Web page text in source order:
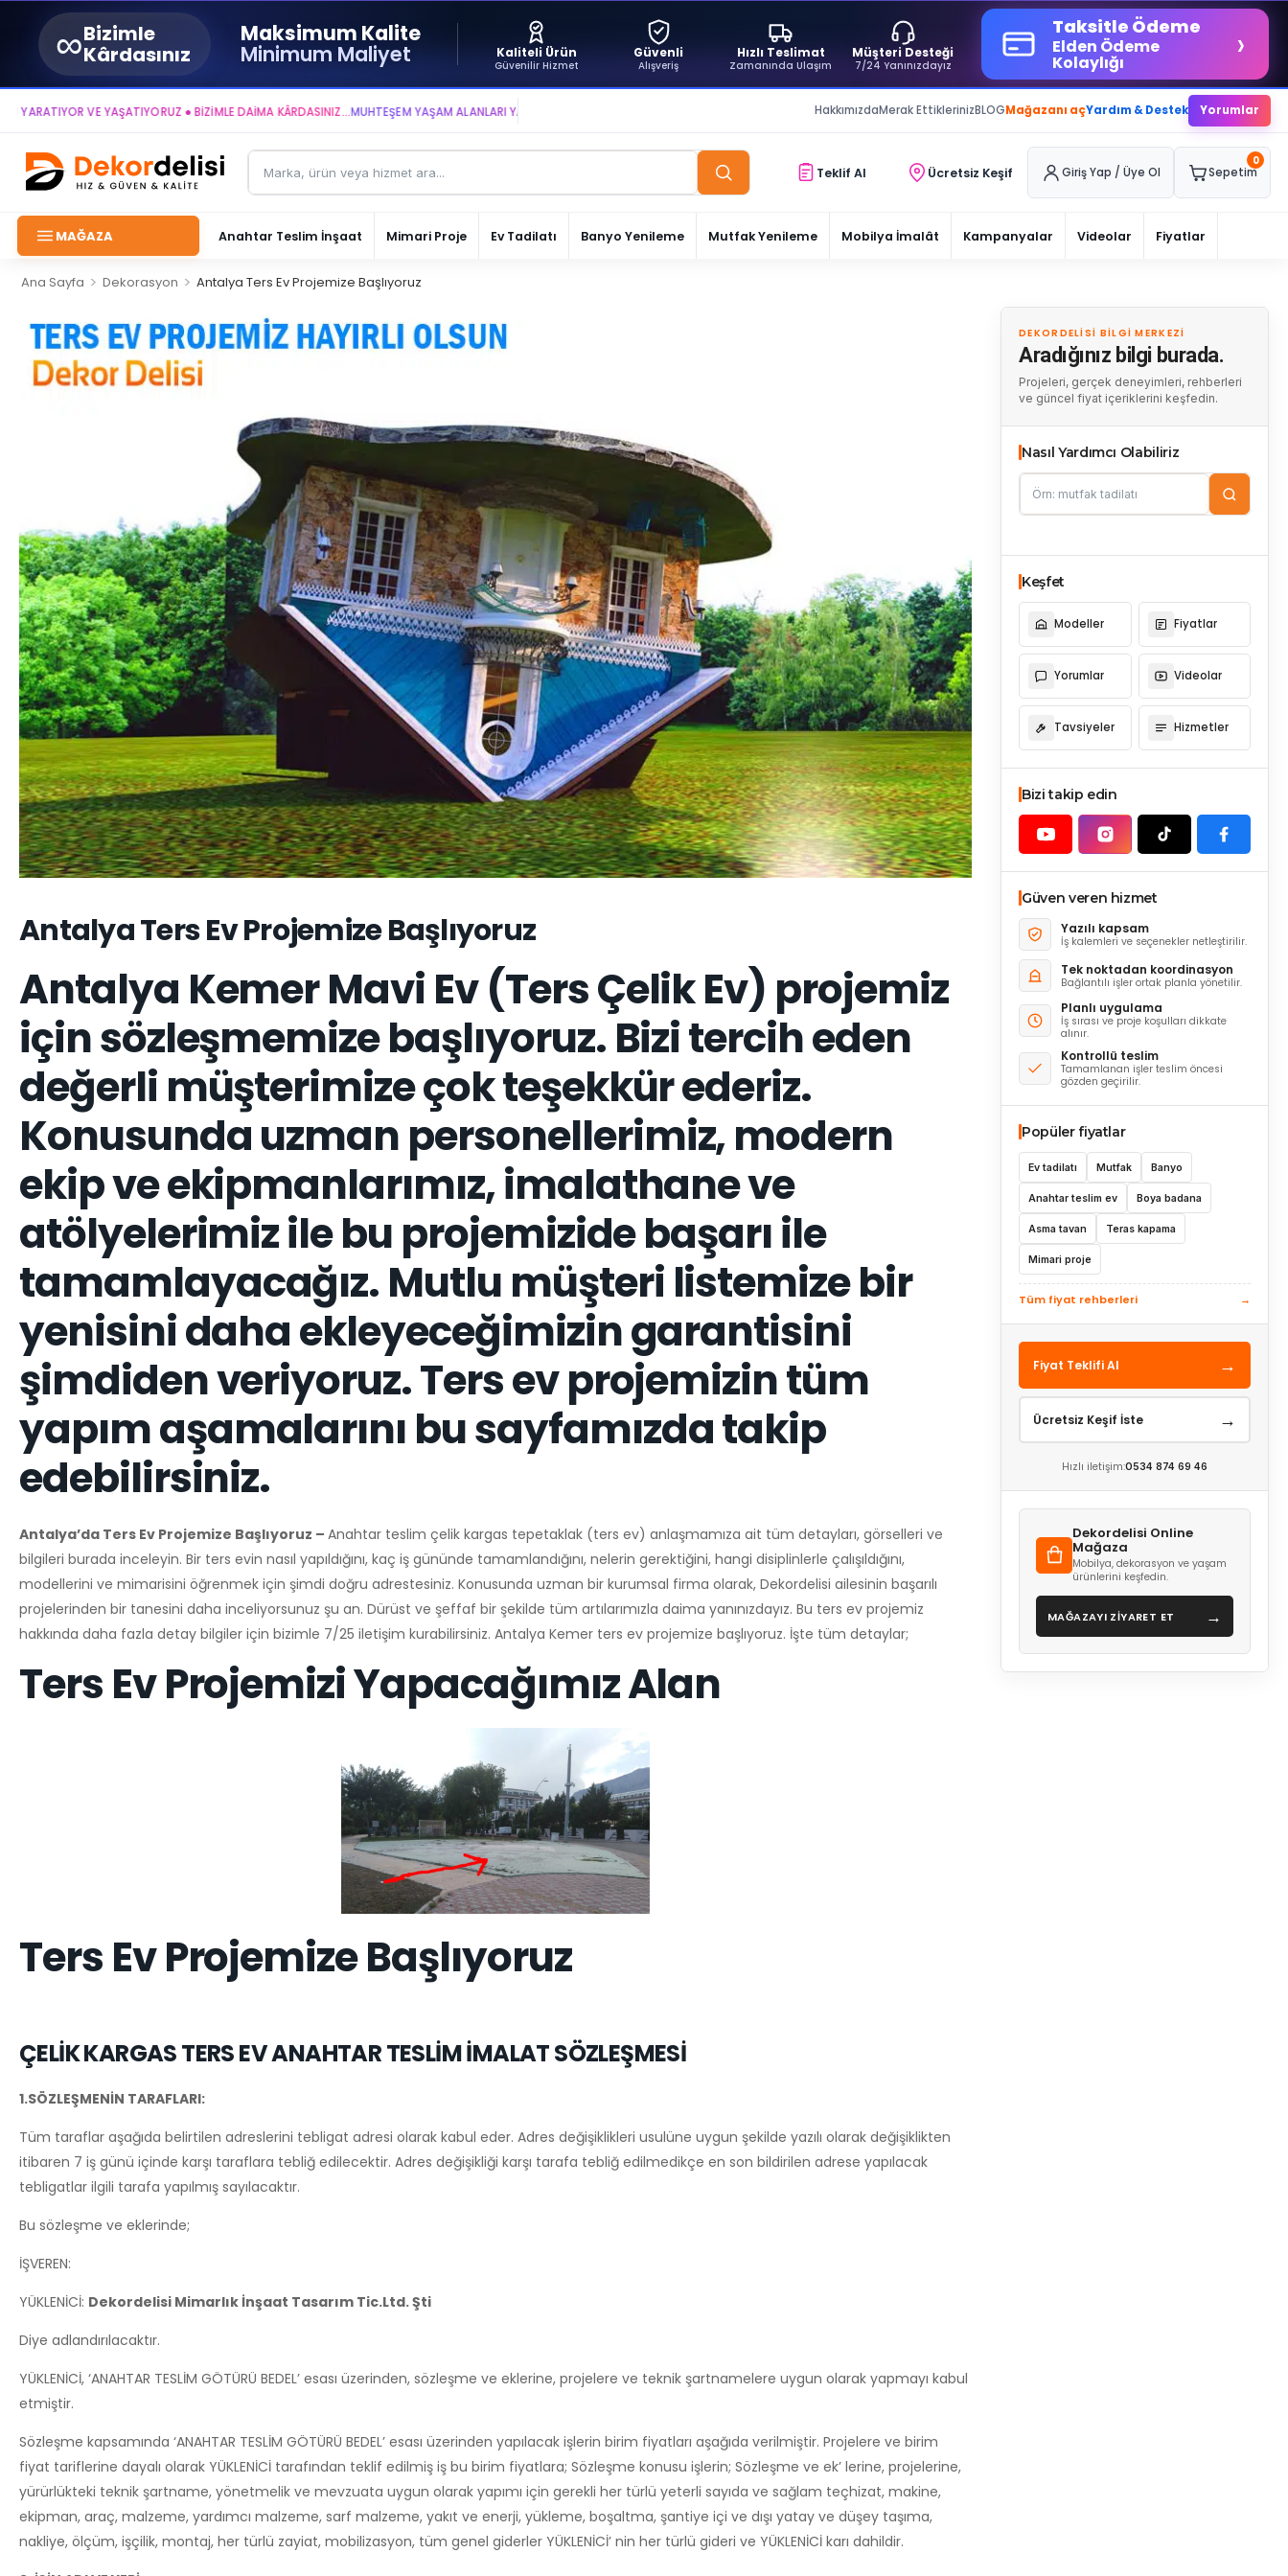
∞Bizimle
Kârdasınız
Maksimum Kalite
Minimum Maliyet Kaliteli Ürün
Güvenilir Hizmet
Güvenli
Alışveriş
Hızlı Teslimat
Zamanında Ulaşım
Müşteri Desteği
7/24 Yanınızdayız
Taksitle Ödeme
Elden Ödeme
Kolaylığı ›
VE YAŞATIYORUZ ● BİZİMLE DAİMA KÂRDASINIZ...MUHTEŞEM YAŞAM ALANLARI YARATIYOR VE YAŞATIYORUZ ● BİZİMLE DAİMA KÂRDASINIZ... HakkımızdaMerak EttiklerinizBLOGMağazanı açYardım & Destek Yorumlar
Teklif Al Ücretsiz Keşif Giriş Yap / Üye Ol
0
Sepetim
MAĞAZA Anahtar Teslim İnşaat Mimari Proje Ev Tadilatı Banyo Yenileme Mutfak Yenileme Mobilya İmalât Kampanyalar Videolar Fiyatlar
Ana Sayfa > Dekorasyon > Antalya Ters Ev Projemize Başlıyoruz
DEKORDELISI BILGI MERKEZI
Aradığınız bilgi burada.
Projeleri, gerçek deneyimleri, rehberleri
ve güncel fiyat içeriklerini keşfedin.
Nasıl Yardımcı Olabiliriz
Keşfet
Modeller Fiyatlar
Yorumlar Videolar
Tavsiyeler Hizmetler
Bizi takip edin
Güven veren hizmet
Yazılı kapsam
İş kalemleri ve seçenekler netleştirilir.
Tek noktadan koordinasyon
Bağlantılı işler ortak planla yönetilir.
Planlı uygulama
İş sırası ve proje koşulları dikkate
alınır.
Kontrollü teslim
Tamamlanan işler teslim öncesi
gözden geçirilir.
Popüler fiyatlar
Ev tadilatı Mutfak Banyo
Anahtar teslim ev Boya badana
Asma tavan Teras kapama
Mimari proje
Tüm fiyat rehberleri →
Fiyat Teklifi Al →
Ücretsiz Keşif İste →
Hızlı iletişim:0534 874 69 46
Dekordelisi Online
Mağaza
Mobilya, dekorasyon ve yaşam
ürünlerini keşfedin.
MAĞAZAYI ZİYARET ET →
Antalya Ters Ev Projemize Başlıyoruz
Antalya Kemer Mavi Ev (Ters Çelik Ev) projemiz
için sözleşmemize başlıyoruz. Bizi tercih eden
değerli müşterimize çok teşekkür ederiz.
Konusunda uzman personellerimiz, modern
ekip ve ekipmanlarımız, imalathane ve
atölyelerimiz ile bu projemizide başarı ile
tamamlayacağız. Mutlu müşteri listemize bir
yenisini daha ekleyeceğimizin garantisini
şimdiden veriyoruz. Ters ev projemizin tüm
yapım aşamalarını bu sayfamızda takip
edebilirsiniz.
Antalya’da Ters Ev Projemize Başlıyoruz – Anahtar teslim çelik kargas tepetaklak (ters ev) anlaşmamıza ait tüm detayları, görselleri ve
bilgileri burada inceleyin. Bir ters evin nasıl yapıldığını, kaç iş gününde tamamlandığını, nelerin gerektiğini, hangi disiplinlerle çalışıldığını,
modellerini ve mimarisini öğrenmek için şimdi doğru adrestesiniz. Konusunda uzman bir kurumsal firma olarak, Dekordelisi ailesinin başarılı
projelerinden bir tanesini daha inceliyorsunuz şu an. Dürüst ve şeffaf bir şekilde tüm artılarımızla daima yanınızdayız. Bu ters ev projemiz
hakkında daha fazla detay bilgiler için bizimle 7/25 iletişim kurabilirsiniz. Antalya Kemer ters ev projemize başlıyoruz. İşte tüm detaylar;
Ters Ev Projemizi Yapacağımız Alan
Ters Ev Projemize Başlıyoruz
ÇELİK KARGAS TERS EV ANAHTAR TESLİM İMALAT SÖZLEŞMESİ
1.SÖZLEŞMENİN TARAFLARI:
Tüm taraflar aşağıda belirtilen adreslerini tebligat adresi olarak kabul eder. Adres değişiklikleri usulüne uygun şekilde yazılı olarak değişiklikten
itibaren 7 iş günü içinde karşı taraflara tebliğ edilecektir. Adres değişikliği karşı tarafa tebliğ edilmedikçe en son bildirilen adrese yapılacak
tebligatlar ilgili tarafa yapılmış sayılacaktır.
Bu sözleşme ve eklerinde;
İŞVEREN:
YÜKLENİCİ: Dekordelisi Mimarlık İnşaat Tasarım Tic.Ltd. Şti
Diye adlandırılacaktır.
YÜKLENİCİ, ‘ANAHTAR TESLİM GÖTÜRÜ BEDEL’ esası üzerinden, sözleşme ve eklerine, projelere ve teknik şartnamelere uygun olarak yapmayı kabul
etmiştir.
Sözleşme kapsamında ‘ANAHTAR TESLİM GÖTÜRÜ BEDEL’ esası üzerinden yapılacak işlerin birim fiyatları aşağıda verilmiştir. Projelere ve birim
fiyat tariflerine dayalı olarak YÜKLENİCİ tarafından teklif edilmiş iş bu birim fiyatlara; Sözleşme konusu işlerin; Sözleşme ve ek’ lerine, projelerine,
yürürlükteki teknik şartname, yönetmelik ve mevzuata uygun olarak yapımı için gerekli her türlü yeterli sayıda ve sağlam teçhizat, makine,
ekipman, araç, malzeme, yardımcı malzeme, sarf malzeme, yakıt ve enerji, yükleme, boşaltma, şantiye içi ve dışı yatay ve düşey taşıma,
nakliye, ölçüm, işçilik, montaj, her türlü zayiat, mobilizasyon, tüm genel giderler YÜKLENİCİ’ nin her türlü gideri ve YÜKLENİCİ karı dahildir.